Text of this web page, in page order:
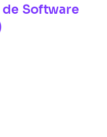
Software